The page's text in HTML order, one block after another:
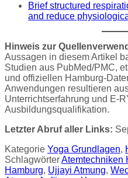
Brief structured
and reduce
Hinweis zur
Aussagen in diesem Artikel
Studien aus PubMed/PMC,
und offiziellen Hamburg-
Anwendungen resultieren
Unterrichtserfahrung und E-
Ausbildungsqualifikation.
Letzter Abruf aller Links:
Kategorie Yoga Grundlagen,
SchlagwörterAtemtechniken
Hamburg, Ujjayi Atmung,